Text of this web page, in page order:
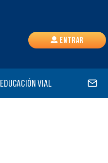
Entrar
Educación vial